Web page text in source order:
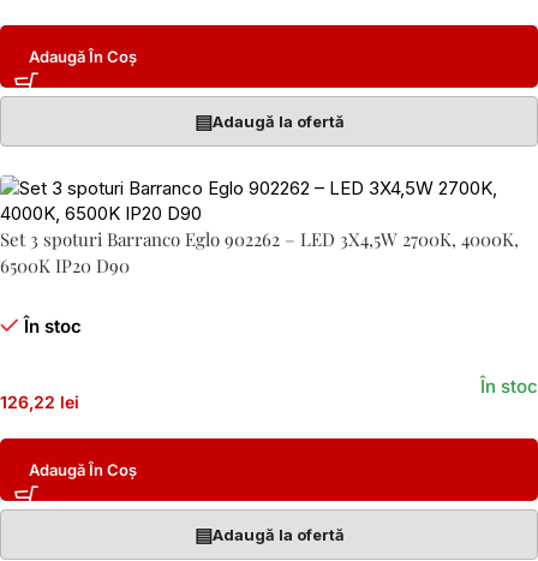
Adaugă În Coș
▤Adaugă la ofertă
Set 3 spoturi Barranco Eglo 902262 – LED 3X4,5W 2700K, 4000K,
6500K IP20 D90
În stoc
126,22 lei
În stoc
Adaugă În Coș
▤Adaugă la ofertă